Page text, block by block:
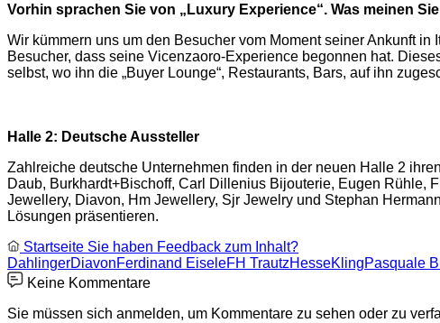
Vorhin sprachen Sie von „Luxury Experience“. Was meinen
Wir kümmern uns um den Besucher vom Moment seiner Ankunft
Besucher, dass seine Vicenzaoro-Experience begonnen hat.
selbst, wo ihn die „Buyer Lounge“, Restaurants, Bars, auf ihn
Halle 2: Deutsche Aussteller
Zahlreiche deutsche Unternehmen finden in der neuen Halle 2
Daub, Burkhardt+Bischoff, Carl Dillenius Bijouterie, Eugen Rühle,
Jewellery, Diavon, Hm Jewellery, Sjr Jewelry und Stephan
Lösungen präsentieren.
Startseite Sie haben Feedback zum Inhalt?
DahlingerDiavonFerdinand EiseleFH TrautzHesseKlingPasquale
Keine Kommentare
Sie müssen sich anmelden, um Kommentare zu sehen oder zu